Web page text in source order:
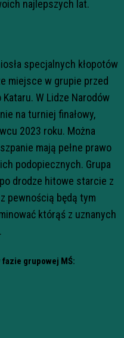
najlepszych lat.
specjalnych kłopotów
miejsce w grupie przed
W Lidze Narodów
na turniej finałowy,
2023 roku. Można
mają pełne prawo
podopiecznych. Grupa
drodze hitowe starcie z
pewnością będą tym
którąś z uznanych
grupowej MŚ: